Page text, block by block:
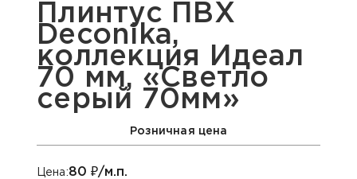
Плинтус ПВХ
Deconika,
коллекция Идеал
70 мм, «Светло
серый 70мм»
Розничная цена
Цена:80 ₽/м.п.